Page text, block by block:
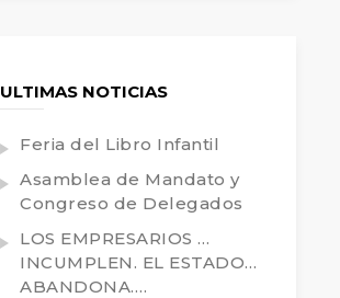
ULTIMAS NOTICIAS
Feria del Libro Infantil
Asamblea de Mandato y
Congreso de Delegados
LOS EMPRESARIOS …
INCUMPLEN. EL ESTADO…
ABANDONA….